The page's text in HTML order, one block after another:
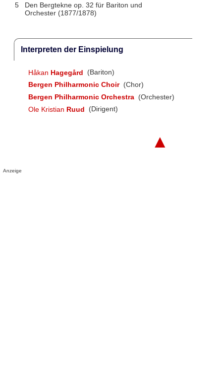
5
Den Bergtekne op. 32 für Bariton und
Orchester (1877/1878)
Interpreten der Einspielung
Håkan Hagegård
(Bariton)
Bergen Philharmonic Choir (Chor)
Bergen Philharmonic Orchestra (Orchester)
Ole Kristian Ruud (Dirigent)
▲
Anzeige